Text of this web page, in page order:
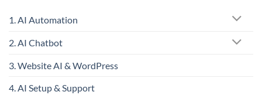
1. AI Automation
2. AI Chatbot
3. Website AI & WordPress
4. AI Setup & Support